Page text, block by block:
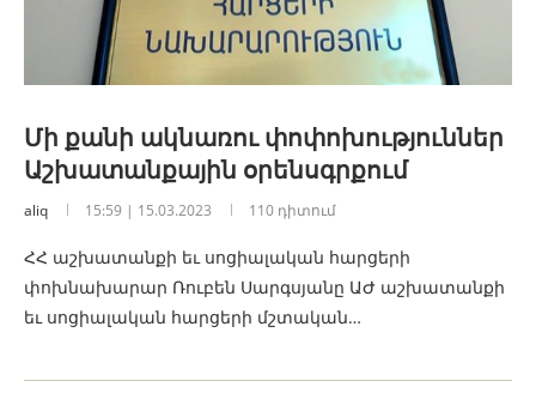
Մի քանի ակնառու փոփոխություններ
Աշխատանքային օրենսգրքում
aliq 15:59 | 15.03.2023 110 դիտում
ՀՀ աշխատանքի եւ սոցիալական հարցերի
փոխնախարար Ռուբեն Սարգսյանը ԱԺ աշխատանքի
եւ սոցիալական հարցերի մշտական…